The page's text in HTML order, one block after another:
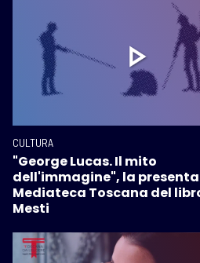
CULTURA
"George Lucas. Il mito
dell'immagine", la
Mediateca Toscana del
Mesti